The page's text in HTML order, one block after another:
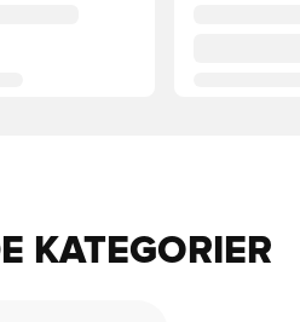
KATEGORIER